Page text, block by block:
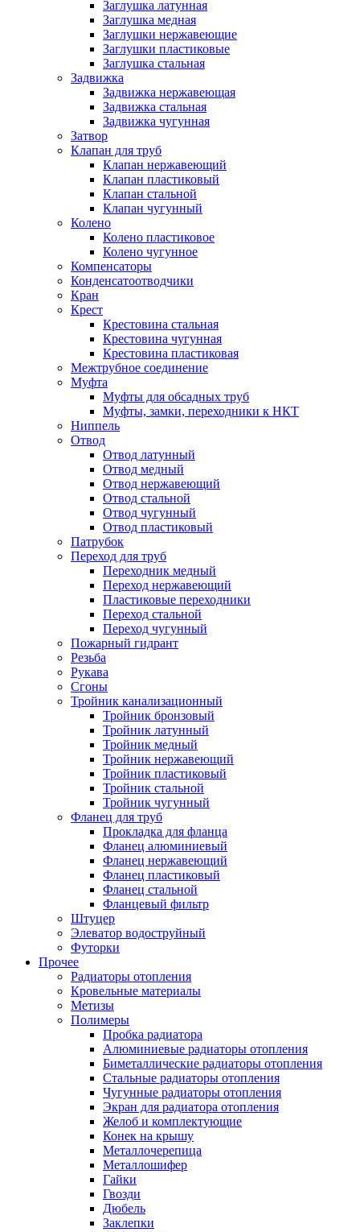
Заглушка латунная
Заглушка медная
Заглушки нержавеющие
Заглушки пластиковые
Заглушка стальная
Задвижка
Задвижка нержавеющая
Задвижка стальная
Задвижка чугунная
Затвор
Клапан для труб
Клапан нержавеющий
Клапан пластиковый
Клапан стальной
Клапан чугунный
Колено
Колено пластиковое
Колено чугунное
Компенсаторы
Конденсатоотводчики
Кран
Крест
Крестовина стальная
Крестовина чугунная
Крестовина пластиковая
Межтрубное соединение
Муфта
Муфты для обсадных труб
Муфты, замки, переходники к НКТ
Ниппель
Отвод
Отвод латунный
Отвод медный
Отвод нержавеющий
Отвод стальной
Отвод чугунный
Отвод пластиковый
Патрубок
Переход для труб
Переходник медный
Переход нержавеющий
Пластиковые переходники
Переход стальной
Переход чугунный
Пожарный гидрант
Резьба
Рукава
Сгоны
Тройник канализационный
Тройник бронзовый
Тройник латунный
Тройник медный
Тройник нержавеющий
Тройник пластиковый
Тройник стальной
Тройник чугунный
Фланец для труб
Прокладка для фланца
Фланец алюминиевый
Фланец нержавеющий
Фланец пластиковый
Фланец стальной
Фланцевый фильтр
Штуцер
Элеватор водоструйный
Футорки
Прочее
Радиаторы отопления
Кровельные материалы
Метизы
Полимеры
Пробка радиатора
Алюминиевые радиаторы отопления
Биметаллические радиаторы отопления
Стальные радиаторы отопления
Чугунные радиаторы отопления
Экран для радиатора отопления
Желоб и комплектующие
Конек на крышу
Металлочерепица
Металлошифер
Гайки
Гвозди
Дюбель
Заклепки